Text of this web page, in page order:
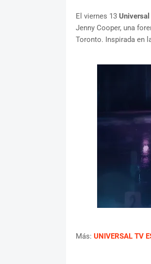
El viernes 13 Universal
Jenny Cooper, una
Toronto. Inspirada en
Más: UNIVERSAL TV